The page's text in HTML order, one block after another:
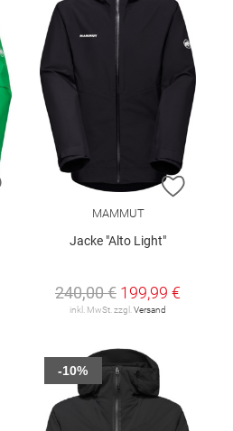
ZUR WUNSCHLISTE HINZUFÜGEN
ZUR
MAMMUT
Jacke "Alto Light"
240,00 € 199,99 €
inkl. MwSt. zzgl. Versand
-10%